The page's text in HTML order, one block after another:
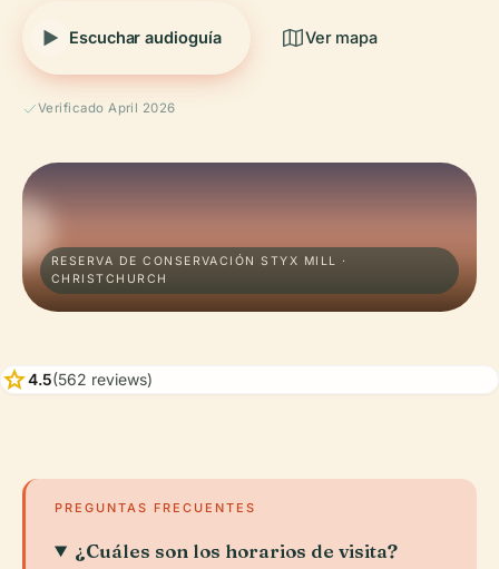
Escuchar audioguía Ver mapa
Verificado April 2026
RESERVA DE CONSERVACIÓN STYX MILL ·
CHRISTCHURCH
star4.5(562 reviews)
PREGUNTAS FRECUENTES
¿Cuáles son los horarios de visita?